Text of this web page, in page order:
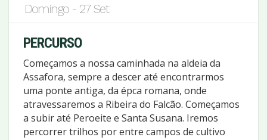
Domingo - 27 Set
PERCURSO
Começamos a nossa caminhada na aldeia da
Assafora, sempre a descer até encontrarmos
uma ponte antiga, da épca romana, onde
atravessaremos a Ribeira do Falcão. Começamos
a subir até Peroeite e Santa Susana. Iremos
percorrer trilhos por entre campos de cultivo